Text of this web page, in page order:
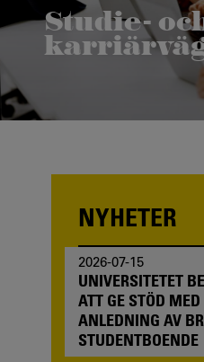
Studie-
Funderar du på att börja
karriärvägledare kan
NYHETER
2026-07-15
UNIVERSITETET
ATT GE STÖD MED
ANLEDNING AV
STUDENTBOENDE